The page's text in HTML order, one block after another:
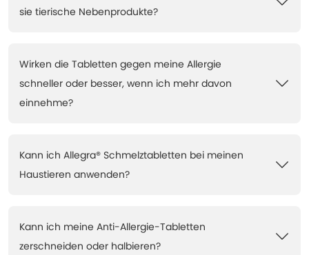
sie tierische Nebenprodukte?
Wirken die Tabletten gegen meine Allergie
schneller oder besser, wenn ich mehr davon
einnehme?
Kann ich Allegra® Schmelztabletten bei meinen
Haustieren anwenden?
Kann ich meine Anti-Allergie-Tabletten
zerschneiden oder halbieren?